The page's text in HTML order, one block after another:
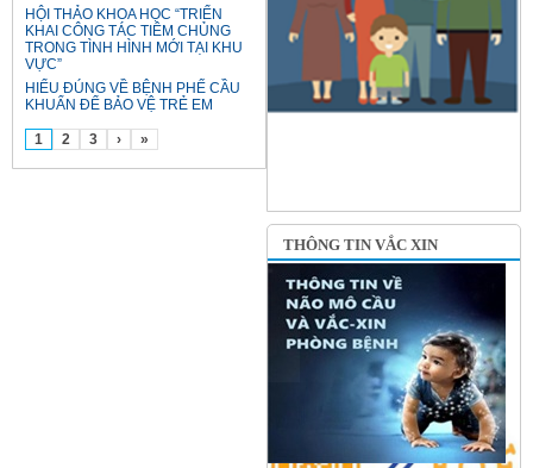
HỘI THẢO KHOA HỌC “TRIỂN
KHAI CÔNG TÁC TIÊM CHỦNG
TRONG TÌNH HÌNH MỚI TẠI KHU
VỰC”
HIỂU ĐÚNG VỀ BỆNH PHẾ CẦU
KHUẨN ĐỂ BẢO VỆ TRẺ EM
1 2 3 › »
THÔNG TIN VẮC XIN